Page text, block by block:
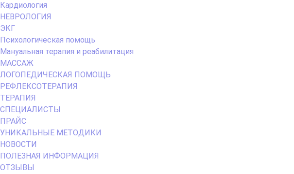
Кардиология
НЕВРОЛОГИЯ
ЭКГ
Психологическая помощь
Мануальная терапия и реабилитация
МАССАЖ
ЛОГОПЕДИЧЕСКАЯ ПОМОЩЬ
РЕФЛЕКСОТЕРАПИЯ
ТЕРАПИЯ
СПЕЦИАЛИСТЫ
ПРАЙС
УНИКАЛЬНЫЕ МЕТОДИКИ
НОВОСТИ
ПОЛЕЗНАЯ ИНФОРМАЦИЯ
ОТЗЫВЫ